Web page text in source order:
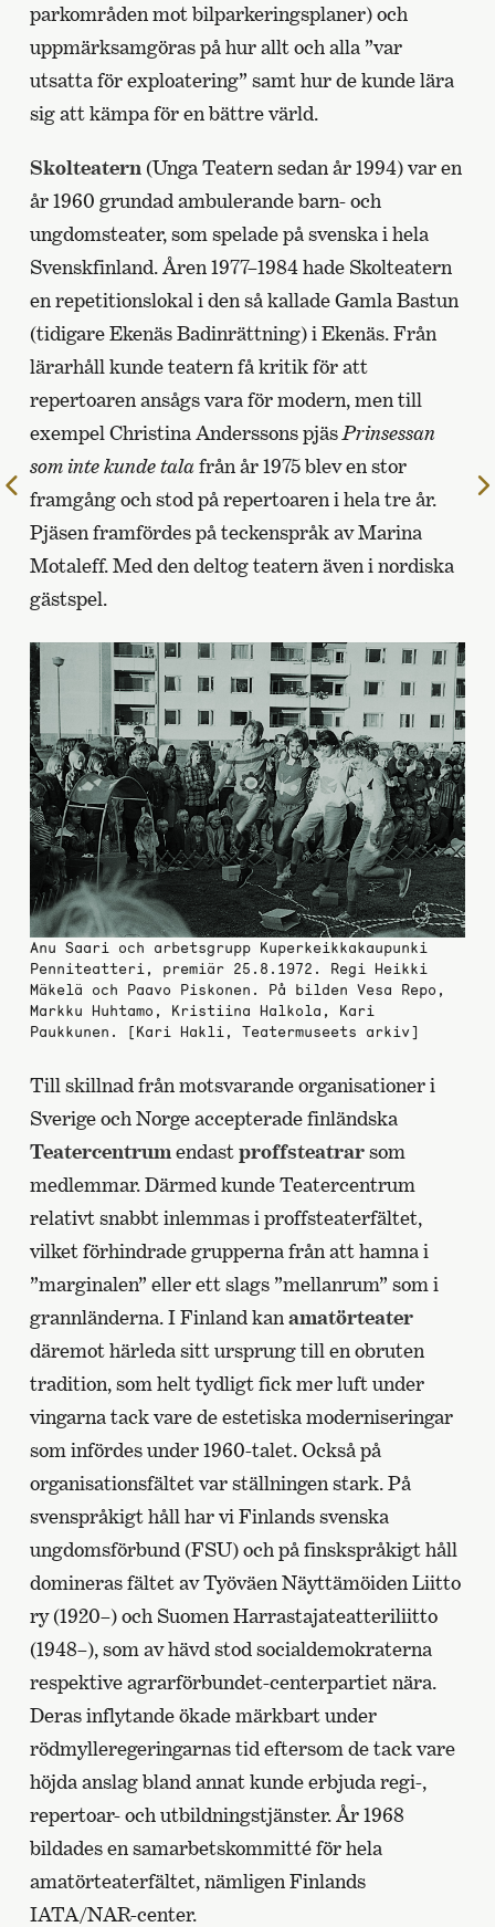
parkområden mot bilparkeringsplaner) och
uppmärksamgöras på hur allt och alla ”var
utsatta för exploatering” samt hur de kunde lära
sig att kämpa för en bättre värld.
Skolteatern (Unga Teatern sedan år 1994) var en
år 1960 grundad ambulerande barn- och
ungdomsteater, som spelade på svenska i hela
Svenskfinland. Åren 1977–1984 hade Skolteatern
en repetitionslokal i den så kallade Gamla Bastun
(tidigare Ekenäs Badinrättning) i Ekenäs. Från
lärarhåll kunde teatern få kritik för att
repertoaren ansågs vara för modern, men till
exempel Christina Anderssons pjäs Prinsessan
som inte kunde talafrån år 1975 blev en stor
framgång och stod på repertoaren i hela tre år.
Pjäsen framfördes på teckenspråk av Marina
Motaleff. Med den deltog teatern även i nordiska
gästspel.
Anu Saari och arbetsgrupp Kuperkeikkakaupunki
Penniteatteri, premiär 25.8.1972. Regi Heikki
Mäkelä och Paavo Piskonen. På bilden Vesa Repo,
Markku Huhtamo, Kristiina Halkola, Kari
Paukkunen. [Kari Hakli, Teatermuseets arkiv]
Till skillnad från motsvarande organisationer i
Sverige och Norge accepterade finländska
Teatercentrum endastproffsteatrarsom
medlemmar. Därmed kunde Teatercentrum
relativt snabbt inlemmas i proffsteaterfältet,
vilket förhindrade grupperna från att hamna i
”marginalen” eller ett slags ”mellanrum” som i
grannländerna. I Finland kan amatörteater
däremot härleda sitt ursprung till en obruten
tradition, som helt tydligt fick mer luft under
vingarna tack vare de estetiska moderniseringar
som infördes under 1960-talet. Också på
organisationsfältet var ställningen stark. På
svenspråkigt håll har vi Finlands svenska
ungdomsförbund (FSU) och på finskspråkigt håll
domineras fältet av Työväen Näyttämöiden Liitto
ry (1920–) och Suomen Harrastajateatteriliitto
(1948–), som av hävd stod socialdemokraterna
respektive agrarförbundet-centerpartiet nära.
Deras inflytande ökade märkbart under
rödmylleregeringarnas tid eftersom de tack vare
höjda anslag bland annat kunde erbjuda regi-,
repertoar- och utbildningstjänster. År 1968
bildades en samarbetskommitté för hela
amatörteaterfältet, nämligen Finlands
IATA/NAR-center.
föregående
sida